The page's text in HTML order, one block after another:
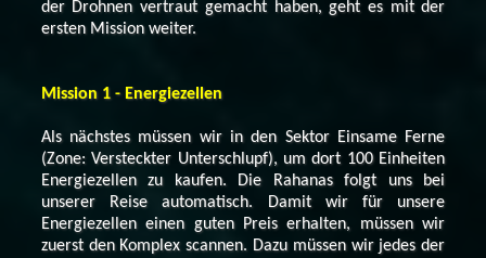
der Drohnen vertraut gemacht haben, geht es mit der
ersten Mission weiter.
Mission 1 - Energiezellen
Als nächstes müssen wir in den Sektor Einsame Ferne
(Zone: Versteckter Unterschlupf), um dort 100 Einheiten
Energiezellen zu kaufen. Die Rahanas folgt uns bei
unserer Reise automatisch. Damit wir für unsere
Energiezellen einen guten Preis erhalten, müssen wir
zuerst den Komplex scannen. Dazu müssen wir jedes der